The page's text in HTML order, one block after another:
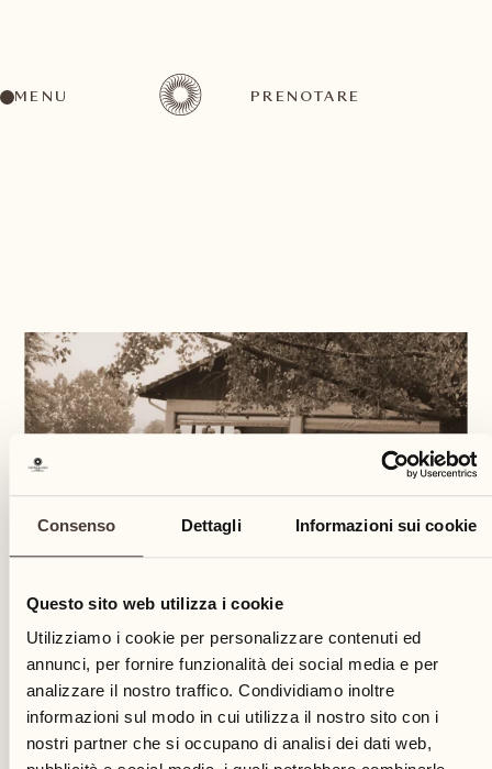
Consenso Dettagli Informazioni sui cookie
Questo sito web utilizza i cookie
Utilizziamo i cookie per personalizzare contenuti ed
annunci, per fornire funzionalità dei social media e per
analizzare il nostro traffico. Condividiamo inoltre
informazioni sul modo in cui utilizza il nostro sito con i
nostri partner che si occupano di analisi dei dati web,
MENU PRENOTARE
Fino alla metà degli anni '80 del secolo scorso, la